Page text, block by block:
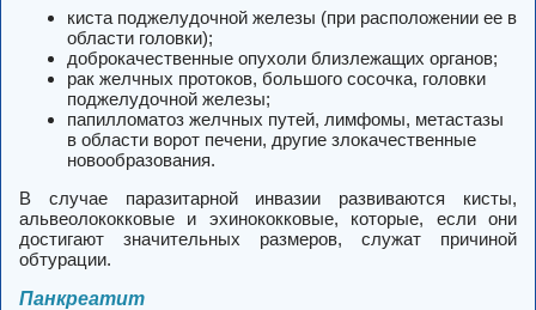
киста поджелудочной железы (при расположении ее в
области головки);
доброкачественные опухоли близлежащих органов;
рак желчных протоков, большого сосочка, головки
поджелудочной железы;
папилломатоз желчных путей, лимфомы, метастазы
в области ворот печени, другие злокачественные
новообразования.
В случае паразитарной инвазии развиваются кисты,
альвеолококковые и эхинококковые, которые, если они
достигают значительных размеров, служат причиной
обтурации.
Панкреатит